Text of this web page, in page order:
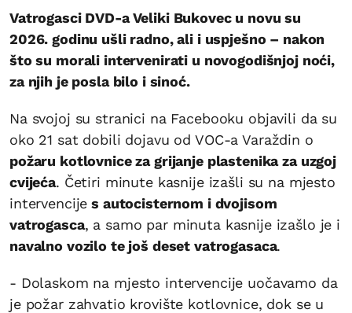
Vatrogasci DVD-a Veliki Bukovec u novu su
2026. godinu ušli radno, ali i uspješno – nakon
što su morali intervenirati u novogodišnjoj noći,
za njih je posla bilo i sinoć.
Na svojoj su stranici na Facebooku objavili da su
oko 21 sat dobili dojavu od VOC-a Varaždin o
požaru kotlovnice za grijanje plastenika za uzgoj
cvijeća. Četiri minute kasnije izašli su na mjesto
intervencije s autocisternom i dvojisom
vatrogasca, a samo par minuta kasnije izašlo je i
navalno vozilo te još deset vatrogasaca.
- Dolaskom na mjesto intervencije uočavamo da
je požar zahvatio krovište kotlovnice, dok se u